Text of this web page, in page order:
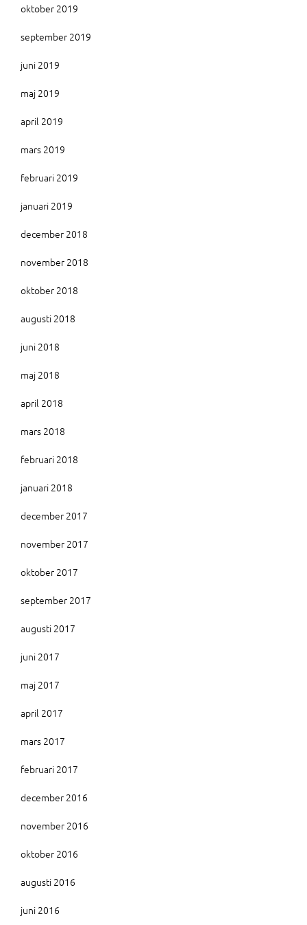
oktober 2019
september 2019
juni 2019
maj 2019
april 2019
mars 2019
februari 2019
januari 2019
december 2018
november 2018
oktober 2018
augusti 2018
juni 2018
maj 2018
april 2018
mars 2018
februari 2018
januari 2018
december 2017
november 2017
oktober 2017
september 2017
augusti 2017
juni 2017
maj 2017
april 2017
mars 2017
februari 2017
december 2016
november 2016
oktober 2016
augusti 2016
juni 2016